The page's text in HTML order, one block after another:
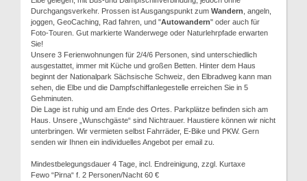
Durchgangsverkehr. Prossen ist Ausgangspunkt zum Wandern , angeln,
joggen, GeoCaching, Rad fahren, und "Autowandern" oder auch für
Foto-Touren. Gut markierte Wanderwege oder Naturlehrpfade erwarten
Sie!
Unsere 3 Ferienwohnungen für 2/4/6 Personen, sind unterschiedlich
ausgestattet, immer mit Küche und großen Betten. Hinter dem Haus
beginnt der Nationalpark Sächsische Schweiz, den Elbradweg kann man
sehen, die Elbe und die Dampfschiffanlegestelle erreichen Sie in 5
Gehminuten.
Die Lage ist ruhig und am Ende des Ortes. Parkplätze befinden sich am
Haus. Unsere „Wunschgäste“ sind Nichtrauer. Haustiere können wir nicht
unterbringen. Wir vermieten selbst Fahrräder, E-Bike und PKW. Gern
senden wir Ihnen ein individuelles Angebot per email zu.
Mindestbelegungsdauer 4 Tage, incl. Endreinigung, zzgl. Kurtaxe
Fewo “Pirna“ f. 2 Personen/Nacht 60 €